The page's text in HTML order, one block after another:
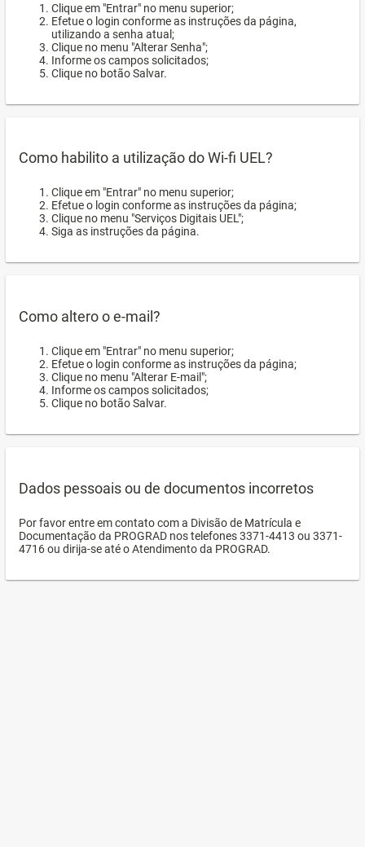
Clique em "Entrar" no menu superior;
Efetue o login conforme as instruções da página,
utilizando a senha atual;
Clique no menu "Alterar Senha";
Informe os campos solicitados;
Clique no botão Salvar.
Como habilito a utilização do Wi-fi UEL?
Clique em "Entrar" no menu superior;
Efetue o login conforme as instruções da página;
Clique no menu "Serviços Digitais UEL";
Siga as instruções da página.
Como altero o e-mail?
Clique em "Entrar" no menu superior;
Efetue o login conforme as instruções da página;
Clique no menu "Alterar E-mail";
Informe os campos solicitados;
Clique no botão Salvar.
Dados pessoais ou de documentos incorretos
Por favor entre em contato com a Divisão de Matrícula e
Documentação da PROGRAD nos telefones 3371-4413 ou 3371-
4716 ou dirija-se até o Atendimento da PROGRAD.